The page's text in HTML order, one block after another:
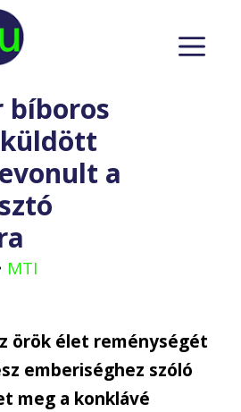
bíboros
a
MTI
örök élet reménységét
emberiséghez szóló
meg a konklávé